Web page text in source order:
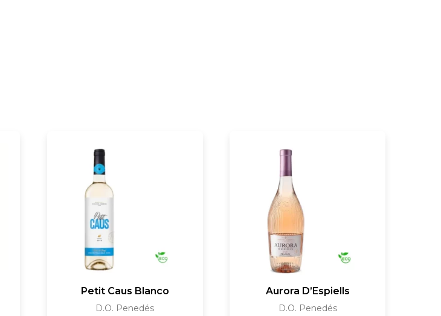
Petit Caus Blanco
D.O. Penedés
Aurora D’Espiells
D.O. Penedés